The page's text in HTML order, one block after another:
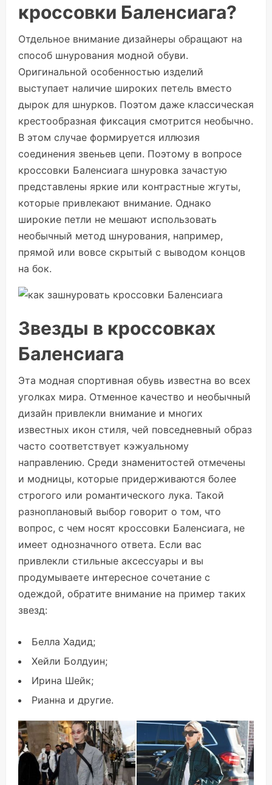
кроссовки Баленсиага?
Отдельное внимание дизайнеры обращают на
способ шнурования модной обуви.
Оригинальной особенностью изделий
выступает наличие широких петель вместо
дырок для шнурков. Поэтом даже классическая
крестообразная фиксация смотрится необычно.
В этом случае формируется иллюзия
соединения звеньев цепи. Поэтому в вопросе
кроссовки Баленсиага шнуровка зачастую
представлены яркие или контрастные жгуты,
которые привлекают внимание. Однако
широкие петли не мешают использовать
необычный метод шнурования, например,
прямой или вовсе скрытый с выводом концов
на бок.
Звезды в кроссовках
Баленсиага
Эта модная спортивная обувь известна во всех
уголках мира. Отменное качество и необычный
дизайн привлекли внимание и многих
известных икон стиля, чей повседневный образ
часто соответствует кэжуальному
направлению. Среди знаменитостей отмечены
и модницы, которые придерживаются более
строгого или романтического лука. Такой
разноплановый выбор говорит о том, что
вопрос, с чем носят кроссовки Баленсиага, не
имеет однозначного ответа. Если вас
привлекли стильные аксессуары и вы
продумываете интересное сочетание с
одеждой, обратите внимание на пример таких
звезд:
Белла Хадид;
Хейли Болдуин;
Ирина Шейк;
Рианна и другие.